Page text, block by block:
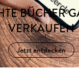
BÜCHER
VERKAUFEN
Jetzt entdecken